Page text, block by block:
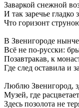
Заваркой снежной
И так заречье гладко
Что горизонт
В Звенигороде
Всё не по-русски:
Позавтракав, к
Где след оставила и
Люблю Звенигород,
Музей, где
Здесь позолота не